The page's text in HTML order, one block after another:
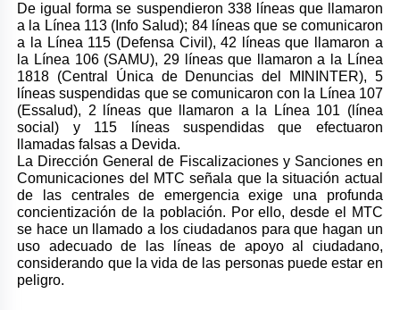
De igual forma se suspendieron 338 líneas que llamaron
a la Línea 113 (Info Salud); 84 líneas que se comunicaron
a la Línea 115 (Defensa Civil), 42 líneas que llamaron a
la Línea 106 (SAMU), 29 líneas que llamaron a la Línea
1818 (Central Única de Denuncias del MININTER), 5
líneas suspendidas que se comunicaron con la Línea 107
(Essalud), 2 líneas que llamaron a la Línea 101 (línea
social) y 115 líneas suspendidas que efectuaron
llamadas falsas a Devida.
La Dirección General de Fiscalizaciones y Sanciones en
Comunicaciones del MTC señala que la situación actual
de las centrales de emergencia exige una profunda
concientización de la población. Por ello, desde el MTC
se hace un llamado a los ciudadanos para que hagan un
uso adecuado de las líneas de apoyo al ciudadano,
considerando que la vida de las personas puede estar en
peligro.